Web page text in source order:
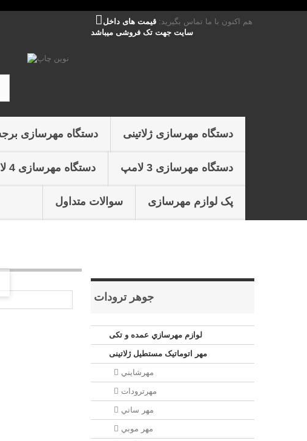
هم اکنون با ما تماس بگیرید: قیمت های داخل
سایت جهت تک فروشی میباشد
دستگاه مهرسازی ژلاتینی دستگاه مهرسازی
دستگاه مهرسازی 3 لامپ دستگاه مهرسازی 4 لامپه
پک لوازم مهرسازی سوالات متداول
جوهر ترودات
لوازم مهرسازي عمده و تکی
مهر اتوماتیک مستطيل ژلاتینی
مهرشايني
مهرترودات
مهر ساني
مهر موبي